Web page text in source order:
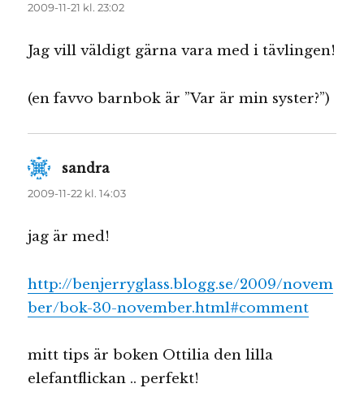
2009-11-21 kl. 23:02
Jag vill väldigt gärna vara med i tävlingen!
(en favvo barnbok är ”Var är min syster?”)
sandra
2009-11-22 kl. 14:03
jag är med!
http://benjerryglass.blogg.se/2009/novem
ber/bok-30-november.html#comment
mitt tips är boken Ottilia den lilla
elefantflickan .. perfekt!